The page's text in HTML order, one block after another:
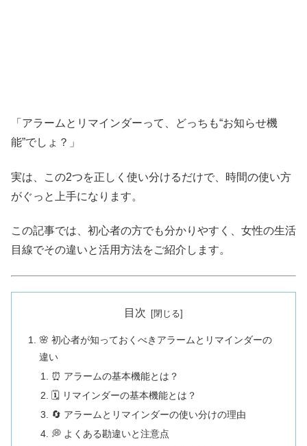
「アラームとリマインダーって、どっちも“お知らせ機
能”でしょ？」
実は、この2つを正しく使い分けるだけで、時間の使い方
がぐっと上手になります。
この記事では、初心者の方でも分かりやすく、女性の生活
目線でその違いと活用方法をご紹介します。
目次
🌸 初心者が知っておくべきアラームとリマインダーの
違い
⏰ アラームの基本機能とは？
🗓️ リマインダーの基本機能とは？
🔄 アラームとリマインダーの使い分けの理由
💭 よくある勘違いと注意点